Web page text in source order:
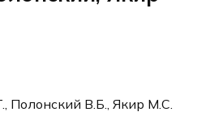
Полонский В.Б., Якир М.С.